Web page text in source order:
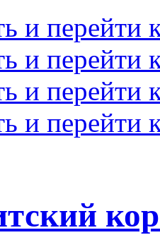
и перейти
и перейти
и перейти
и перейти